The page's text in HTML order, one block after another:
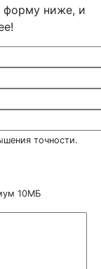
форму ниже, и
точности.
10МБ